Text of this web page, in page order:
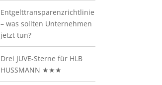
Entgelttransparenzrichtlinie
– was sollten Unternehmen
jetzt tun?
Drei JUVE-Sterne für HLB
HUSSMANN ★★★